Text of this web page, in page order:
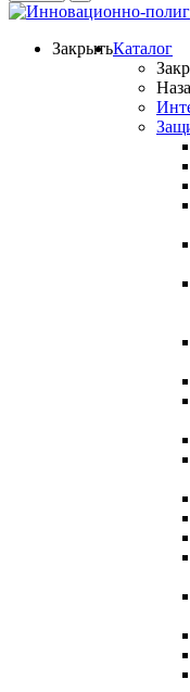
ЗакрытьКаталог